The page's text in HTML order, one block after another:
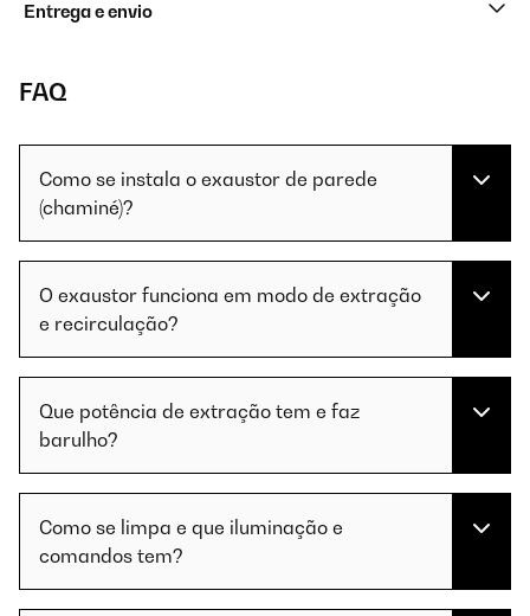
Entrega e envio
FAQ
Como se instala o exaustor de parede
(chaminé)?
O exaustor funciona em modo de extração
e recirculação?
Que potência de extração tem e faz
barulho?
Como se limpa e que iluminação e
comandos tem?